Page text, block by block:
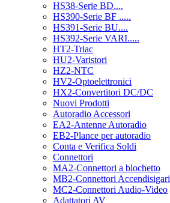
HS38-Serie BD....
HS390-Serie BF .....
HS391-Serie BU....
HS392-Serie VARI.....
HT2-Triac
HU2-Varistori
HZ2-NTC
HV2-Optoelettronici
HX2-Convertitori DC/DC
Nuovi Prodotti
Autoradio Accessori
EA2-Antenne Autoradio
EB2-Plance per autoradio
Conta e Verifica Soldi
Connettori
MA2-Connettori a blochetto
MB2-Connettori Accendisigari
MC2-Connettori Audio-Video
Adattatori AV